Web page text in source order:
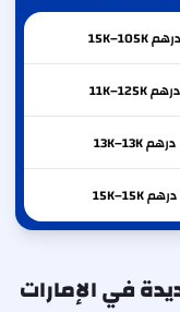
درهم 15K–105K
درهم 11K–125K
درهم 13K–13K
درهم 15K–15K
في الإمارات